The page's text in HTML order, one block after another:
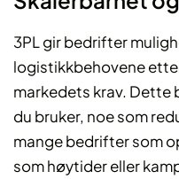
3PL gir bedrifter
logistikkbehovene
markedets krav. Dette
du bruker, noe som
mange bedrifter som
som høytider eller